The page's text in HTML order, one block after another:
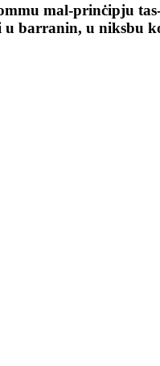
mal-prinċipju
barranin, u niksbu